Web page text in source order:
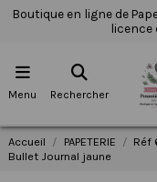
Boutique en ligne de
licence
Menu Rechercher
Accueil PAPETERIE
Réf
Bullet Journal jaune